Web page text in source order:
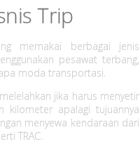
Trip
memakai berbagai jenis
pesawat terbang,
moda transportasi.
jika harus menyetir
kilometer apalagi tujuannya
menyewa kendaraan dari
TRAC.